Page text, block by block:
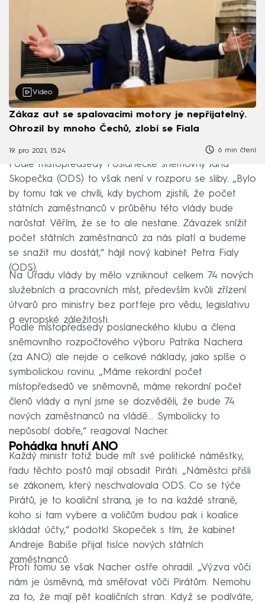
Video
Zákaz aut se spalovacími motory je nepřijatelný.
Ohrozil by mnoho Čechů, zlobí se Fiala
19. pro 2021, 15:24 6 min čtení
Podle místopředsedy Poslanecké sněmovny Jana
Skopečka (ODS) to však není v rozporu se sliby. „Bylo
by tomu tak ve chvíli, kdy bychom zjistili, že počet
státních zaměstnanců v průběhu této vlády bude
narůstat. Věřím, že se to ale nestane. Závazek snížit
počet státních zaměstnanců za nás platí a budeme
se snažit mu dostát,“ hájil nový kabinet Petra Fialy
(ODS).
Na Úřadu vlády by mělo vzniknout celkem 74 nových
služebních a pracovních míst, především kvůli zřízení
útvarů pro ministry bez portfeje pro vědu, legislativu
a evropské záležitosti.
Podle místopředsedy poslaneckého klubu a člena
sněmovního rozpočtového výboru Patrika Nachera
(za ANO) ale nejde o celkové náklady, jako spíše o
symbolickou rovinu. „Máme rekordní počet
místopředsedů ve sněmovně, máme rekordní počet
členů vlády a nyní jsme se dozvěděli, že bude 74
nových zaměstnanců na vládě... Symbolicky to
nepůsobí dobře,“ reagoval Nacher.
Pohádka hnutí ANO
Každý ministr totiž bude mít své politické náměstky,
řadu těchto postů mají obsadit Piráti. „Náměstci přišli
se zákonem, který neschvalovala ODS. Co se týče
Pirátů, je to koaliční strana, je to na každé straně,
koho si tam vybere a voličům budou pak i koalice
skládat účty,“ podotkl Skopeček s tím, že kabinet
Andreje Babiše přijal tisíce nových státních
zaměstnanců.
Proti tomu se však Nacher ostře ohradil. „Výzva vůči
nám je úsměvná, má směřovat vůči Pirátům. Nemohu
za to, že mají pět koaličních stran. Když se podíváte,